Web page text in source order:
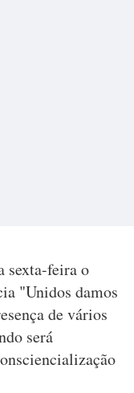
sexta-feira o
"Unidos damos
de vários
será